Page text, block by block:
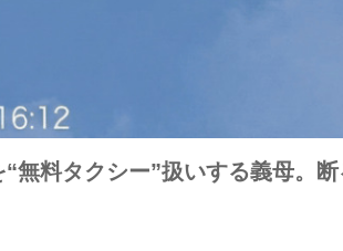
“無料タクシー”扱いする義母。